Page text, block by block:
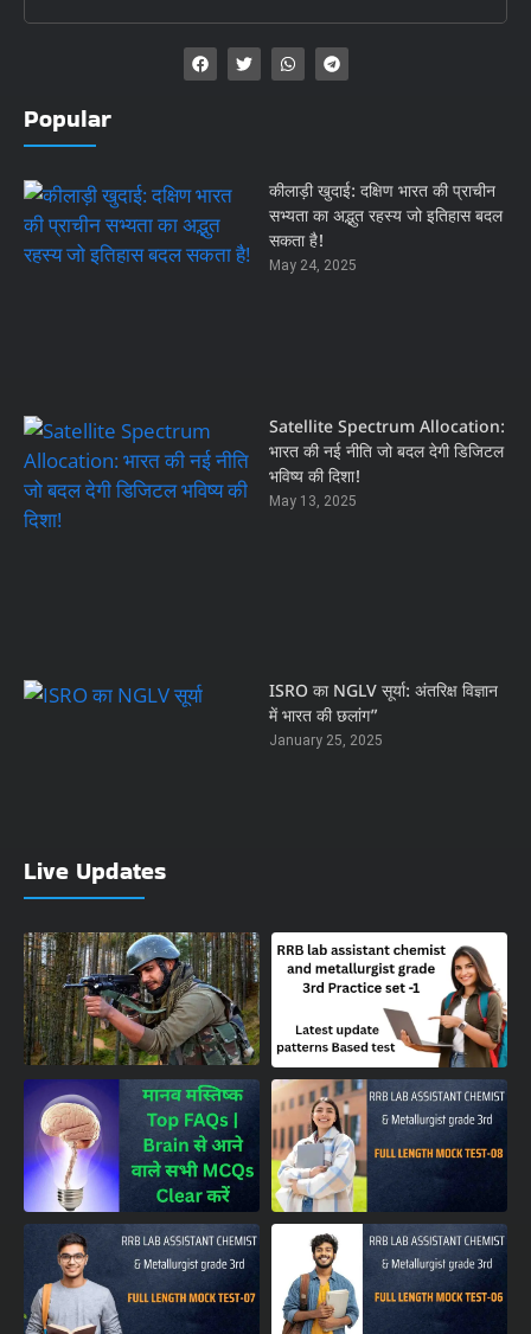
Popular
कीलाड़ी खुदाई: दक्षिण भारत की प्राचीन
सभ्यता का अद्भुत रहस्य जो इतिहास बदल
सकता है!
May 24, 2025
Satellite Spectrum Allocation:
भारत की नई नीति जो बदल देगी डिजिटल
भविष्य की दिशा!
May 13, 2025
ISRO का NGLV सूर्या: अंतरिक्ष विज्ञान
में भारत की छलांग”
January 25, 2025
Live Updates